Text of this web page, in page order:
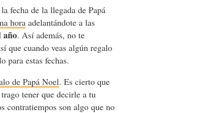
fecha de la llegada de Papá
hora adelantándote a las
año. Así además, no te
que cuando veas algún regalo
para estas fechas.
de Papá Noel. Es cierto que
tener que decirle a tu
contratiempos son algo que no